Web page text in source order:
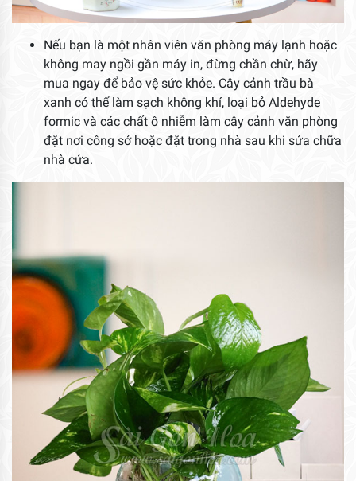
Nếu bạn là một nhân viên văn phòng máy lạnh hoặc
không may ngồi gần máy in, đừng chần chừ, hãy
mua ngay để bảo vệ sức khỏe. Cây cảnh trầu bà
xanh có thể làm sạch không khí, loại bỏ Aldehyde
formic và các chất ô nhiễm làm cây cảnh văn phòng
đặt nơi công sở hoặc đặt trong nhà sau khi sửa chữa
nhà cửa.